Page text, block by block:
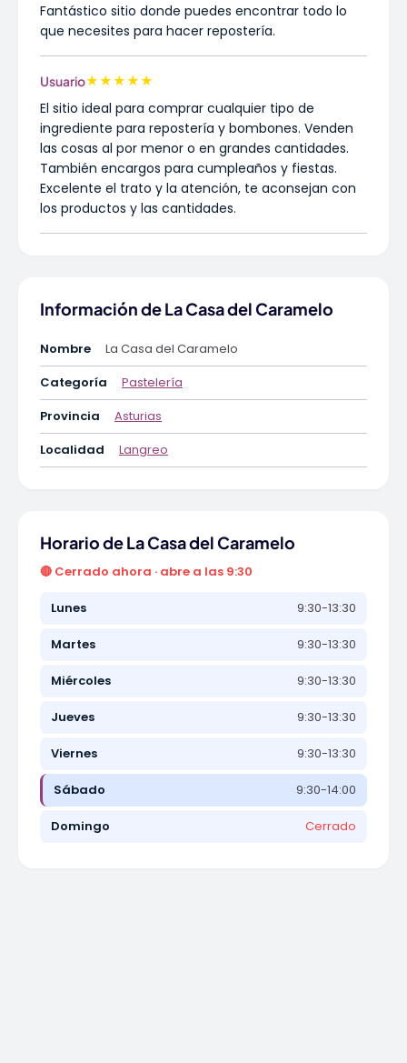
Fantástico sitio donde puedes encontrar todo lo
que necesites para hacer repostería.
Usuario★★★★★
El sitio ideal para comprar cualquier tipo de
ingrediente para repostería y bombones. Venden
las cosas al por menor o en grandes cantidades.
También encargos para cumpleaños y fiestas.
Excelente el trato y la atención, te aconsejan con
los productos y las cantidades.
Información de La Casa del Caramelo
Nombre
La Casa del Caramelo
Categoría
Pastelería
Provincia
Asturias
Localidad
Langreo
Horario de La Casa del Caramelo
🔴 Cerrado ahora · abre a las 9:30
Lunes 9:30-13:30
Martes 9:30-13:30
Miércoles 9:30-13:30
Jueves 9:30-13:30
Viernes 9:30-13:30
Sábado 9:30-14:00
Domingo Cerrado